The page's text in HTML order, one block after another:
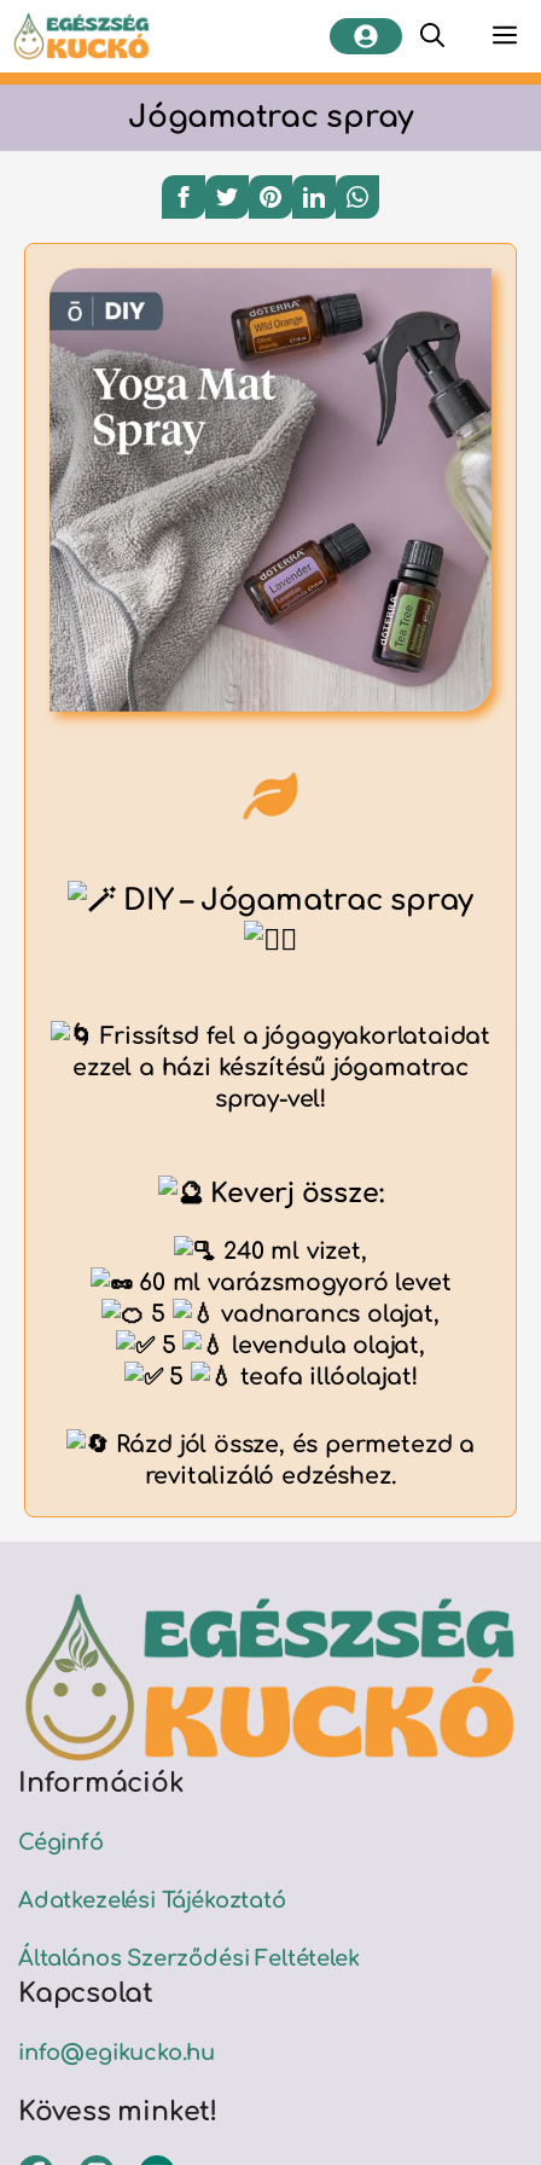
Kilépés
tartalomba
Jógamatrac spray
DIY – Jógamatrac spray
Frissítsd fel a jógagyakorlataidat
ezzel a házi készítésű jógamatrac
spray-vel!
Keverj össze:
240 ml vizet,
60 ml varázsmogyoró levet
5
vadnarancs olajat,
5
levendula olajat,
5
teafa illóolajat!
Rázd jól össze, és permetezd a
revitalizáló edzéshez.
Információk
Céginfó
Adatkezelési Tájékoztató
Általános Szerződési Feltételek
Kapcsolat
info@egikucko.hu
Kövess minket!